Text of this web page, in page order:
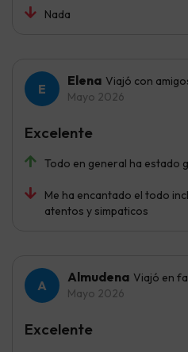
Nada
Elena Viajó con
Mayo 2026
Todo en general ha estado
Me ha encantado el todo
atentos y simpaticos
Excelente
Almudena Viajó en
Mayo 2026
Excelente